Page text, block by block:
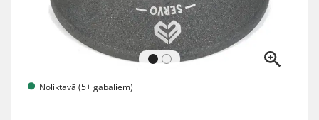
Noliktavā (5+ gabaliem)